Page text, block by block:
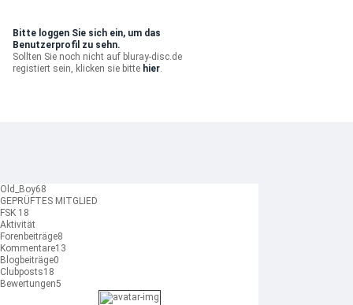
Bitte loggen Sie sich ein, um das
Benutzerprofil zu sehn.
Sollten Sie noch nicht auf bluray-disc.de
registiert sein, klicken sie bitte hier.
Old_Boy68
GEPRÜFTES MITGLIED
FSK 18
Aktivität
Forenbeiträge8
Kommentare13
Blogbeiträge0
Clubposts18
Bewertungen5